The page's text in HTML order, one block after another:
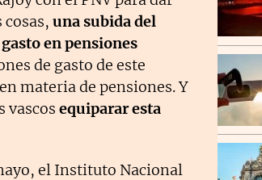
una subida del
en pensiones
de gasto de este
materia de pensiones. Y
vascos equiparar esta
el Instituto Nacional